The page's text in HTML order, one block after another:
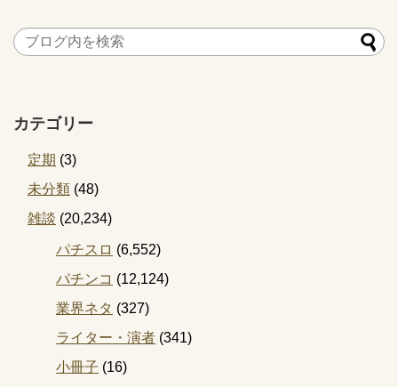
カテゴリー
定期 (3)
未分類 (48)
雑談 (20,234)
パチスロ (6,552)
パチンコ (12,124)
業界ネタ (327)
ライター・演者 (341)
小冊子 (16)